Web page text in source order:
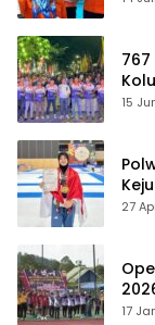
15
27
17